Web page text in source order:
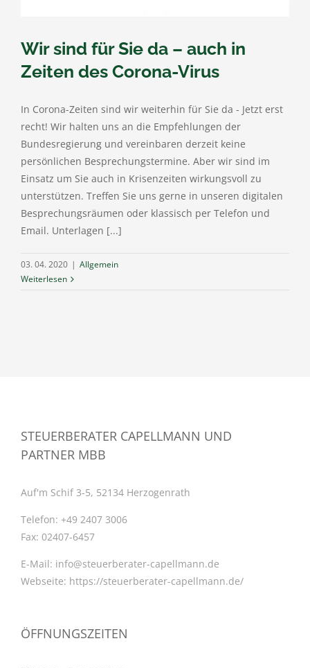
Wir sind für Sie da – auch in
Zeiten des Corona-Virus
In Corona-Zeiten sind wir weiterhin für Sie da - Jetzt erst
recht! Wir halten uns an die Empfehlungen der
Bundesregierung und vereinbaren derzeit keine
persönlichen Besprechungstermine. Aber wir sind im
Einsatz um Sie auch in Krisenzeiten wirkungsvoll zu
unterstützen. Treffen Sie uns gerne in unseren digitalen
Besprechungsräumen oder klassisch per Telefon und
Email. Unterlagen [...]
03. 04. 2020 | Allgemein
Weiterlesen
STEUERBERATER CAPELLMANN UND
PARTNER MBB
Auf'm Schif 3-5, 52134 Herzogenrath
Telefon: +49 2407 3006
Fax: 02407-6457
E-Mail: info@steuerberater-capellmann.de
Webseite: https://steuerberater-capellmann.de/
ÖFFNUNGSZEITEN